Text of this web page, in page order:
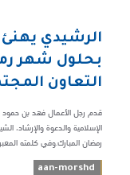
الرشيدي يهنئ
بحلول شهر
التعاون
قدم رجل الأعمال فهد بن حمود
الإسلامية والدعوة والإرشاد،
رمضان المبارك.وفي كلمته
aan-morshd